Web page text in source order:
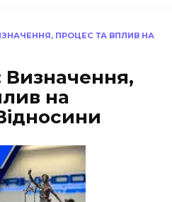
ПРОЦЕС ТА ВПЛИВ НА
Визначення,
на